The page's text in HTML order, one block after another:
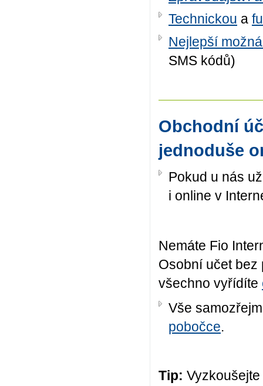
Technickou a
Nejlepší
SMS kódů)
Obchodní
jednoduše
Pokud u nás
i online v
Nemáte Fio
Osobní učet bez
všechno vyřídíte
Vše
pobočce.
Tip: